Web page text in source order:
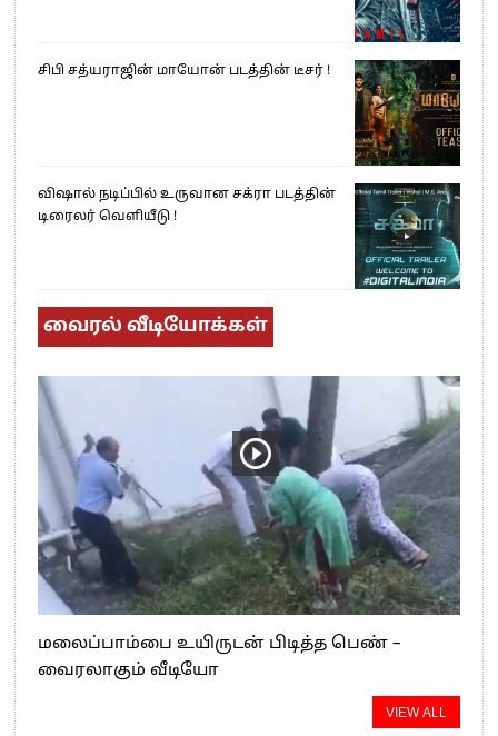
சிபி சத்யராஜின் மாயோன் படத்தின் டீசர் !
விஷால் நடிப்பில் உருவான சக்ரா படத்தின்
டிரைலர் வெளியீடு !
வைரல் வீடியோக்கள்
மலைப்பாம்பை உயிருடன் பிடித்த பெண் –
வைரலாகும் வீடியோ
VIEW ALL